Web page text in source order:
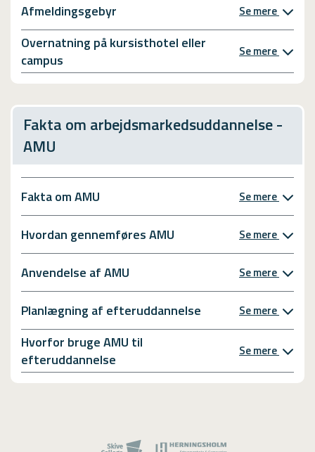
Afmeldingsgebyr Se mere
Overnatning på kursisthotel eller
campus
Se mere
Fakta om arbejdsmarkedsuddannelse -
AMU
Fakta om AMU Se mere
Hvordan gennemføres AMU Se mere
Anvendelse af AMU Se mere
Planlægning af efteruddannelse Se mere
Hvorfor bruge AMU til
efteruddannelse
Se mere